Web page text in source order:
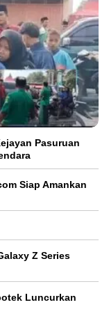
Pasuruan
Siap Amankan
Z Series
Luncurkan